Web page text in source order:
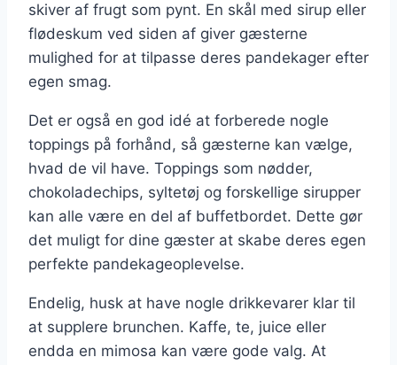
skiver af frugt som pynt. En skål med sirup eller
flødeskum ved siden af giver gæsterne
mulighed for at tilpasse deres pandekager efter
egen smag.
Det er også en god idé at forberede nogle
toppings på forhånd, så gæsterne kan vælge,
hvad de vil have. Toppings som nødder,
chokoladechips, syltetøj og forskellige sirupper
kan alle være en del af buffetbordet. Dette gør
det muligt for dine gæster at skabe deres egen
perfekte pandekageoplevelse.
Endelig, husk at have nogle drikkevarer klar til
at supplere brunchen. Kaffe, te, juice eller
endda en mimosa kan være gode valg. At